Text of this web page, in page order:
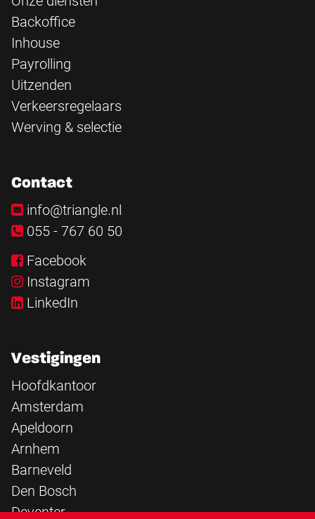
Backoffice
Inhouse
Payrolling
Uitzenden
Verkeersregelaars
Werving & selectie
Contact
info@triangle.nl
055 - 767 60 50
Facebook
Instagram
LinkedIn
Vestigingen
Hoofdkantoor
Amsterdam
Apeldoorn
Arnhem
Barneveld
Den Bosch
Deventer